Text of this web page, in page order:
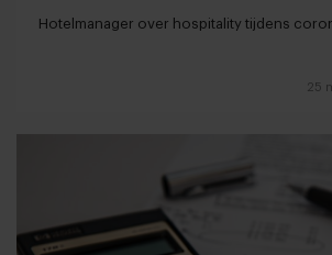
Hotelmanager over hospitality tijdens
25